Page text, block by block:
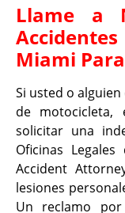
Llame a
Miami
Si usted o
de motocicleta,
solicitar una
Oficinas
Accident
lesiones
Un reclamo